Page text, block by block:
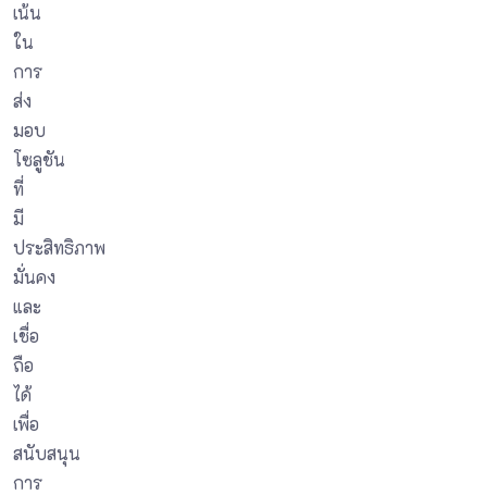
เน้น
ใน
การ
ส่ง
มอบ
โซลูชัน
ที่
มี
ประสิทธิภาพ
มั่นคง
และ
เชื่อ
ถือ
ได้
เพื่อ
สนับสนุน
การ